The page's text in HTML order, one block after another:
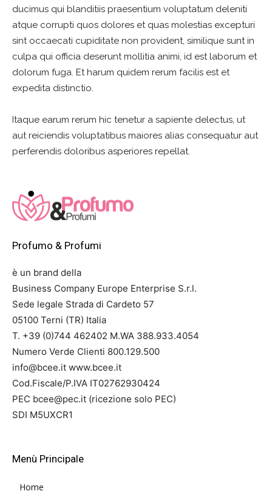
ducimus qui blanditiis praesentium voluptatum deleniti
atque corrupti quos dolores et quas molestias excepturi
sint occaecati cupiditate non provident, similique sunt in
culpa qui officia deserunt mollitia animi, id est laborum et
dolorum fuga. Et harum quidem rerum facilis est et
expedita distinctio.
Itaque earum rerum hic tenetur a sapiente delectus, ut
aut reiciendis voluptatibus maiores alias consequatur aut
perferendis doloribus asperiores repellat.
Profumo & Profumi
è un brand della
Business Company Europe Enterprise S.r.l.
Sede legale Strada di Cardeto 57
05100 Terni (TR) Italia
T. +39 (0)744 462402 M.WA 388.933.4054
Numero Verde Clienti 800.129.500
info@bcee.it www.bcee.it
Cod.Fiscale/P.IVA IT02762930424
PEC bcee@pec.it (ricezione solo PEC)
SDI M5UXCR1
Menù Principale
Home